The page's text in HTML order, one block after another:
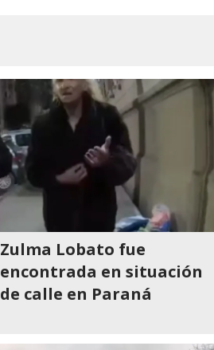
Zulma Lobato fue
encontrada en situación
de calle en Paraná